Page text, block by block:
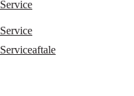
Service
Service
Serviceaftale